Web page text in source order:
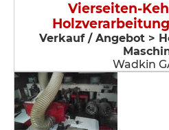
Vierseiten-
Verkauf / Angebot >
Wadkin